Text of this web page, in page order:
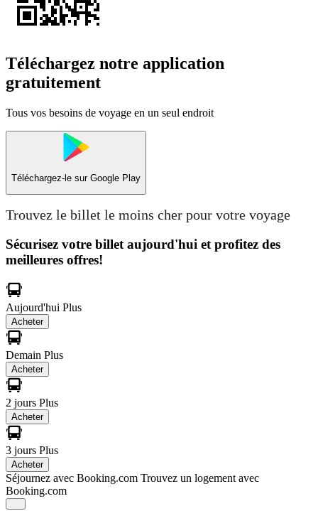
Téléchargez notre application
gratuitement
Tous vos besoins de voyage en un seul endroit
Téléchargez-le sur Google Play
Trouvez le billet le moins cher pour votre voyage
Sécurisez votre billet aujourd'hui et profitez des
meilleures offres!
Aujourd'hui Plus
Acheter
Demain Plus
Acheter
2 jours Plus
Acheter
3 jours Plus
Acheter
Séjournez avec Booking.com Trouvez un logement avec
Booking.com